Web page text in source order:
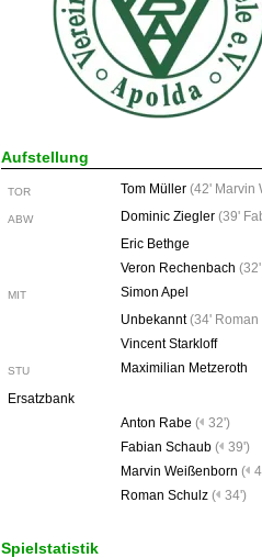
Aufstellung
TOR Tom Müller (42' Marvin
ABW Dominic Ziegler (39'
Eric Bethge
Veron Rechenbach (
MIT
Simon Apel
Unbekannt(34' Roman
Vincent Starkloff
STU
Maximilian Metzeroth
Ersatzbank
Anton Rabe ( 32')
Fabian Schaub ( 39')
Marvin Weißenborn (
Roman Schulz ( 34')
Spielstatistik